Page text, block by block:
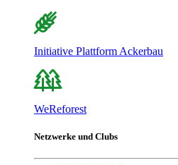
Initiative Plattform Ackerbau
WeReforest
Netzwerke und Clubs